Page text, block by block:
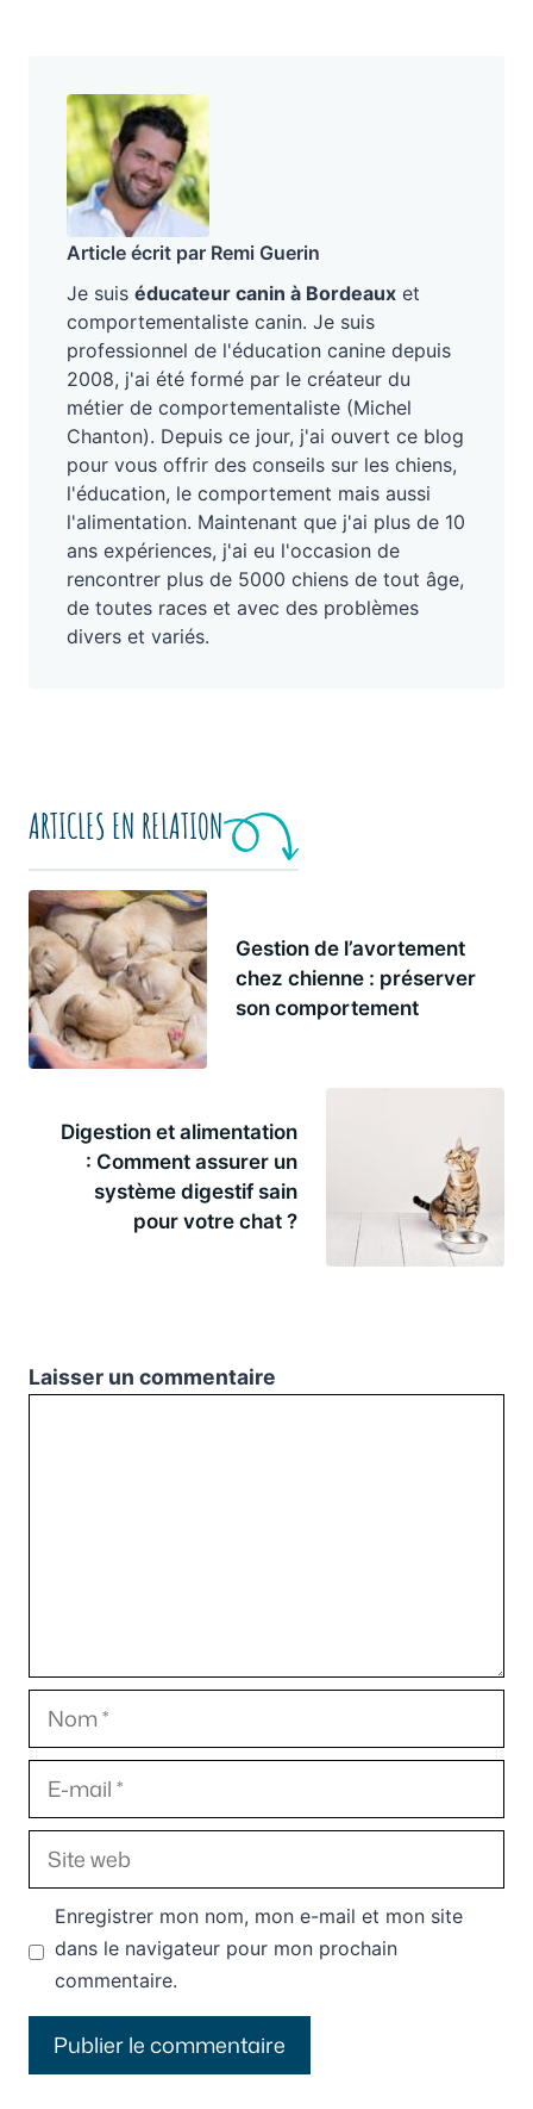
Article écrit par Remi Guerin
Je suis éducateur canin à Bordeaux et
comportementaliste canin. Je suis
professionnel de l'éducation canine depuis
2008, j'ai été formé par le créateur du
métier de comportementaliste (Michel
Chanton). Depuis ce jour, j'ai ouvert ce blog
pour vous offrir des conseils sur les chiens,
l'éducation, le comportement mais aussi
l'alimentation. Maintenant que j'ai plus de 10
ans expériences, j'ai eu l'occasion de
rencontrer plus de 5000 chiens de tout âge,
de toutes races et avec des problèmes
divers et variés.
ARTICLES EN RELATION
Gestion de l’avortement
chez chienne : préserver
son comportement
Digestion et alimentation
: Comment assurer un
système digestif sain
pour votre chat ?
Laisser un commentaire
Nom
E-
mail
Site
web
Enregistrer mon nom, mon e-mail et mon site
dans le navigateur pour mon prochain
commentaire.